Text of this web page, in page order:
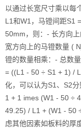
以通过长宽尺寸乘以每
L1和W1，马镫间距S1
50mm，则：- 长方向
宽方向上的马镫数量 (
镫的数量相乘：- 总数
= ((L1 - 50 ÷ S1 + 1) /
化，可以认为S1、S2
1 + 1 imes (W1 - 50 ÷
49.25) / L1 + (W1 - 50
虑其他因素如板料的厚